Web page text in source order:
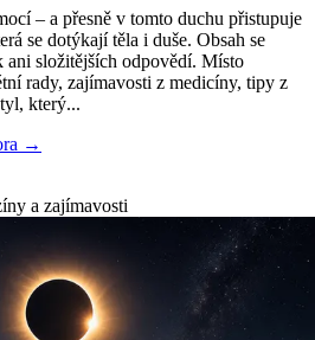
– a přesně v tomto duchu přistupuje
se dotýkají těla i duše. Obsah se
ani složitějších odpovědí. Místo
rady, zajímavosti z medicíny, tipy z
který...
→
a zajímavosti